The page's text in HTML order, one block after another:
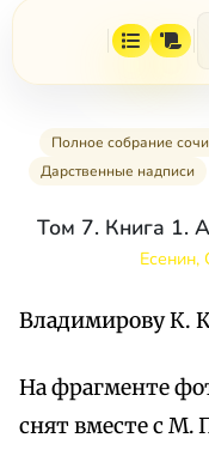
Полное собрание
Дарственные надписи
Том 7. Книга 1.
Есенин,
Владимирову К.
На фрагменте
снят вместе с